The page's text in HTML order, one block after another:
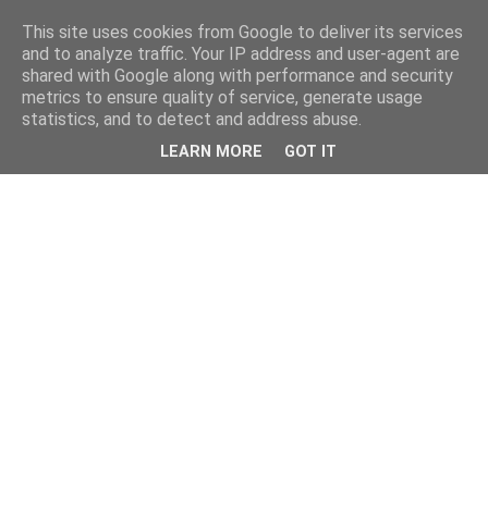
This site uses cookies from Google to deliver its services
and to analyze traffic. Your IP address and user-agent are
shared with Google along with performance and security
metrics to ensure quality of service, generate usage
statistics, and to detect and address abuse.
LEARN MORE GOT IT